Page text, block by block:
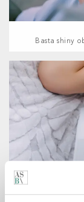
Basta shiny